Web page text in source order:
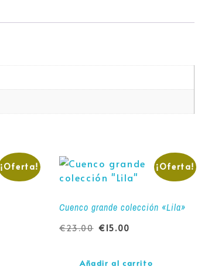
¡Oferta! ¡Oferta!
Cuenco grande colección «Lila»
€23.00 € 15.00
Añadir al carrito